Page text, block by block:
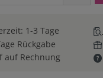
1-3 Tage
Rückgabe
auf Rechnung